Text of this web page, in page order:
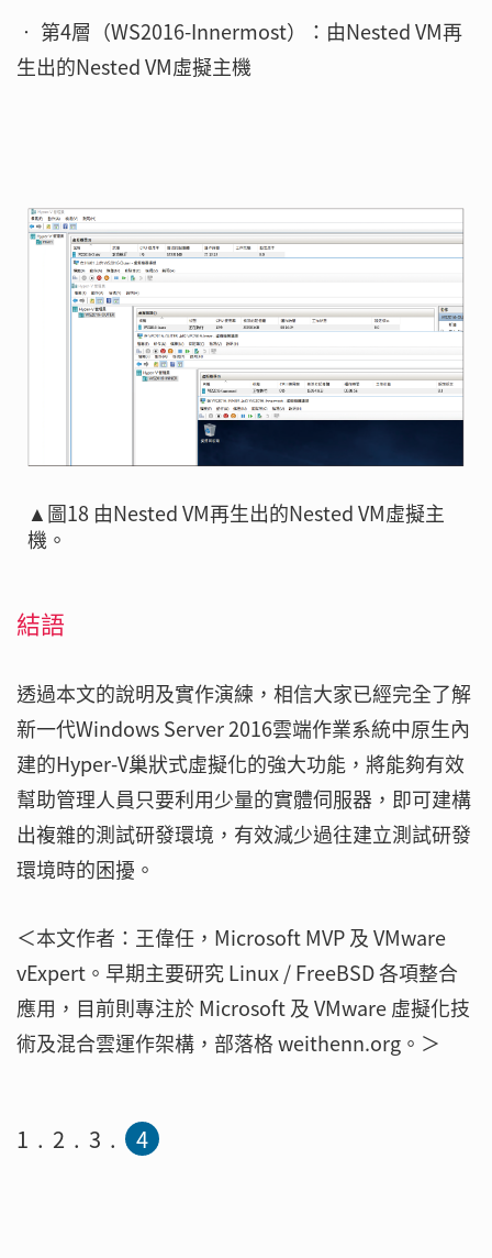
‧ 第4層（WS2016-Innermost）：由Nested VM再
生出的Nested VM虛擬主機
▲圖18 由Nested VM再生出的Nested VM虛擬主
機。
結語
透過本文的說明及實作演練，相信大家已經完全了解
新一代Windows Server 2016雲端作業系統中原生內
建的Hyper-V巢狀式虛擬化的強大功能，將能夠有效
幫助管理人員只要利用少量的實體伺服器，即可建構
出複雜的測試研發環境，有效減少過往建立測試研發
環境時的困擾。
＜本文作者：王偉任，Microsoft MVP 及 VMware
vExpert。早期主要研究 Linux / FreeBSD 各項整合
應用，目前則專注於 Microsoft 及 VMware 虛擬化技
術及混合雲運作架構，部落格 weithenn.org。＞
1 2 3 4